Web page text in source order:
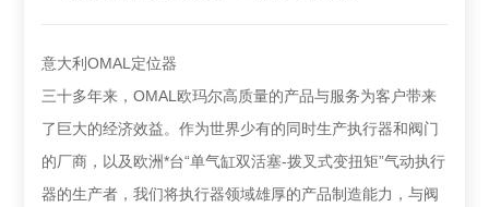
意大利OMAL定位器
三十多年来，OMAL欧玛尔高质量的产品与服务为客户带来
了巨大的经济效益。作为世界少有的同时生产执行器和阀门
的厂商，以及欧洲*台“单气缸双活塞-拨叉式变扭矩”气动执行
器的生产者，我们将执行器领域雄厚的产品制造能力，与阀